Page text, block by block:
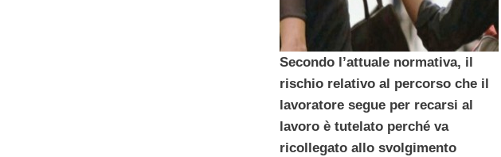
Secondo l’attuale normativa, il
rischio relativo al percorso che il
lavoratore segue per recarsi al
lavoro è tutelato perché va
ricollegato allo svolgimento